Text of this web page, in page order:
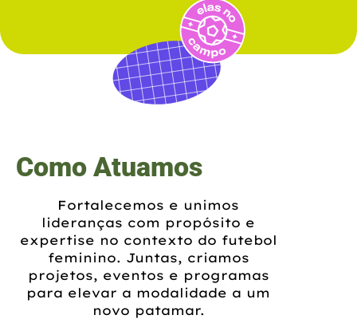
Como Atuamos
Fortalecemos e unimos
lideranças com propósito e
expertise no contexto do futebol
feminino. Juntas, criamos
projetos, eventos e programas
para elevar a modalidade a um
novo patamar.